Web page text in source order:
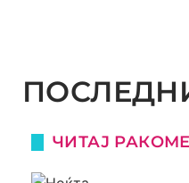
ЧИТАЈ